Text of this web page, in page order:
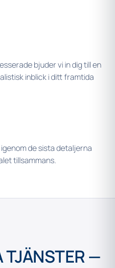
bjuder vi in dig till en
inblick i ditt framtida
de sista detaljerna
tillsammans.
TJÄNSTER —